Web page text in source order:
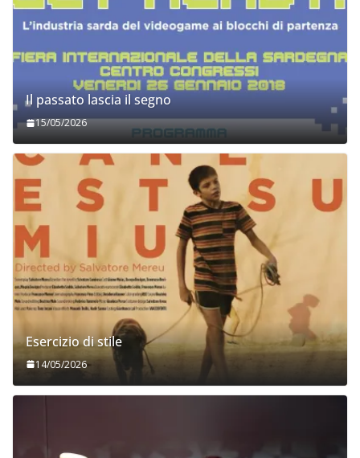
Il passato lascia il segno
15/05/2026
Esercizio di stile
14/05/2026